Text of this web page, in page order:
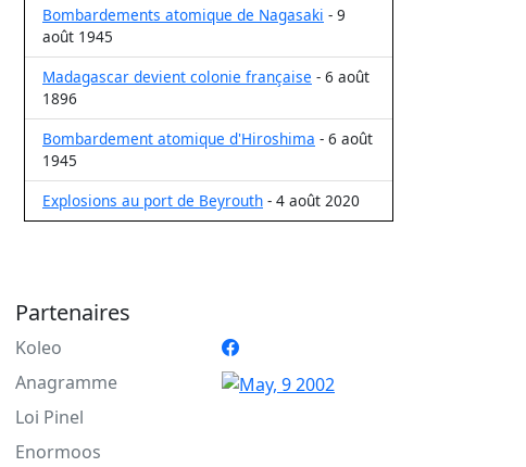
Bombardements atomique de Nagasaki - 9
août 1945
Madagascar devient colonie française - 6 août
1896
Bombardement atomique d'Hiroshima - 6 août
1945
Explosions au port de Beyrouth - 4 août 2020
Partenaires
Koleo
Anagramme
Loi Pinel
Enormoos